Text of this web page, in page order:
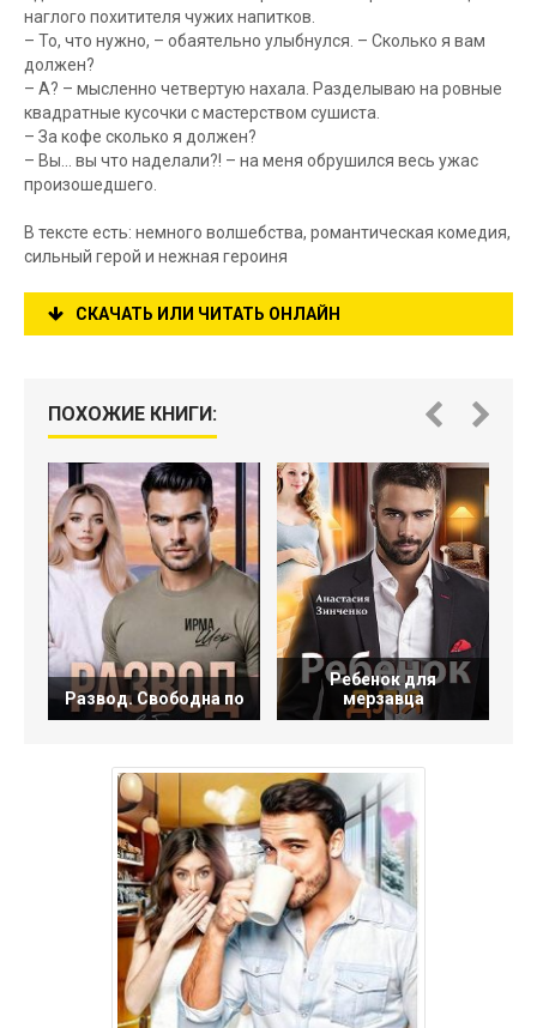
наглого похитителя чужих напитков.
– То, что нужно, – обаятельно улыбнулся. – Сколько я вам
должен?
– А? – мысленно четвертую нахала. Разделываю на ровные
квадратные кусочки с мастерством сушиста.
– За кофе сколько я должен?
– Вы… вы что наделали?! – на меня обрушился весь ужас
произошедшего.
В тексте есть: немного волшебства, романтическая комедия,
сильный герой и нежная героиня
СКАЧАТЬ ИЛИ ЧИТАТЬ ОНЛАЙН
ПОХОЖИЕ КНИГИ:
Развод. Свободна по
Ребенок для
мерзавца